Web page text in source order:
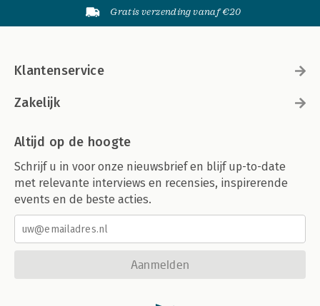
Gratis verzending vanaf €20
Klantenservice
Zakelijk
Altijd op de hoogte
Schrijf u in voor onze nieuwsbrief en blijf up-to-date
met relevante interviews en recensies, inspirerende
events en de beste acties.
Aanmelden